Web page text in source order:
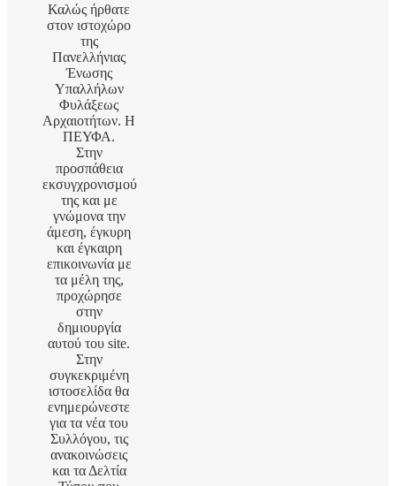
Καλώς ήρθατε
στον ιστοχώρο
της
Πανελλήνιας
Ένωσης
Υπαλλήλων
Φυλάξεως
Αρχαιοτήτων. Η
ΠΕΥΦΑ.
Στην
προσπάθεια
εκσυγχρονισμού
της και με
γνώμονα την
άμεση, έγκυρη
και έγκαιρη
επικοινωνία με
τα μέλη της,
προχώρησε
στην
δημιουργία
αυτού του site.
Στην
συγκεκριμένη
ιστοσελίδα θα
ενημερώνεστε
για τα νέα του
Συλλόγου, τις
ανακοινώσεις
και τα Δελτία